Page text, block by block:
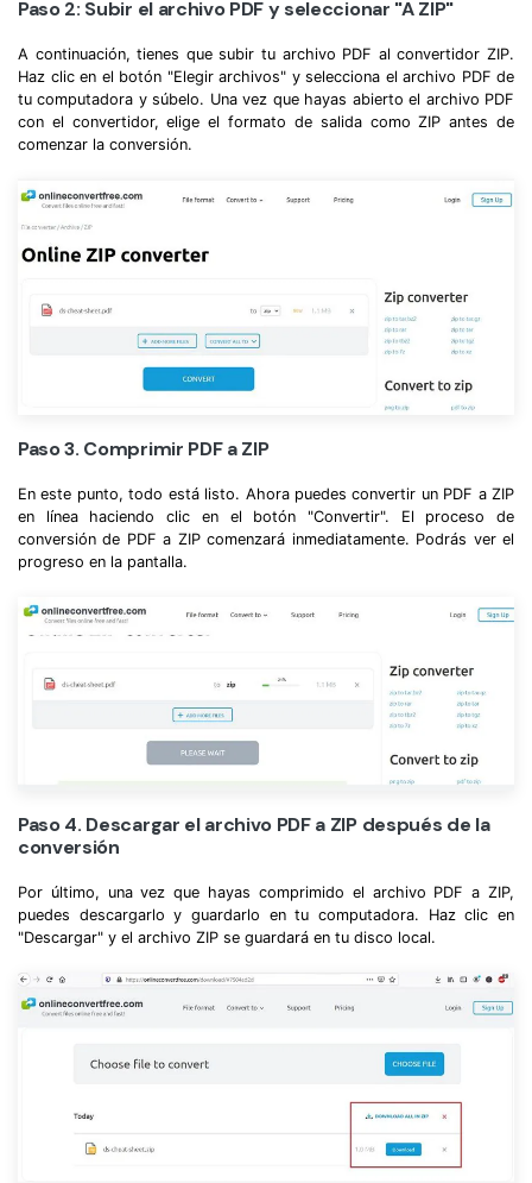
Paso 2: Subir el archivo PDF y seleccionar "A ZIP"
A continuación, tienes que subir tu archivo PDF al convertidor ZIP.
Haz clic en el botón "Elegir archivos" y selecciona el archivo PDF de
tu computadora y súbelo. Una vez que hayas abierto el archivo PDF
con el convertidor, elige el formato de salida como ZIP antes de
comenzar la conversión.
Paso 3. Comprimir PDF a ZIP
En este punto, todo está listo. Ahora puedes convertir un PDF a ZIP
en línea haciendo clic en el botón "Convertir". El proceso de
conversión de PDF a ZIP comenzará inmediatamente. Podrás ver el
progreso en la pantalla.
Paso 4. Descargar el archivo PDF a ZIP después de la
conversión
Por último, una vez que hayas comprimido el archivo PDF a ZIP,
puedes descargarlo y guardarlo en tu computadora. Haz clic en
"Descargar" y el archivo ZIP se guardará en tu disco local.